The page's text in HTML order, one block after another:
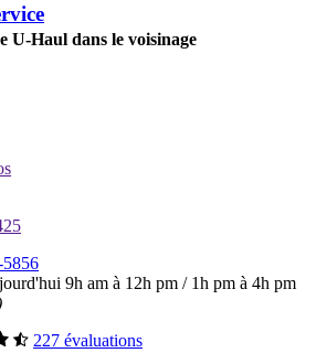
U-Haul dans le voisinage
9h am à 12h pm / 1h pm à 4h pm
227 évaluations